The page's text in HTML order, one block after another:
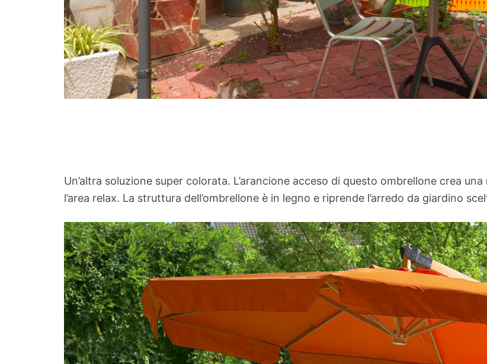
Un’altra soluzione super colorata. L’arancione acceso di questo ombrellone crea
l’area relax. La struttura dell’ombrellone è in legno e riprende l’arredo da giardino